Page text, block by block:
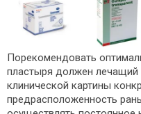
Порекомендовать
пластыря должен лечащий
клинической картины
предрасположенность